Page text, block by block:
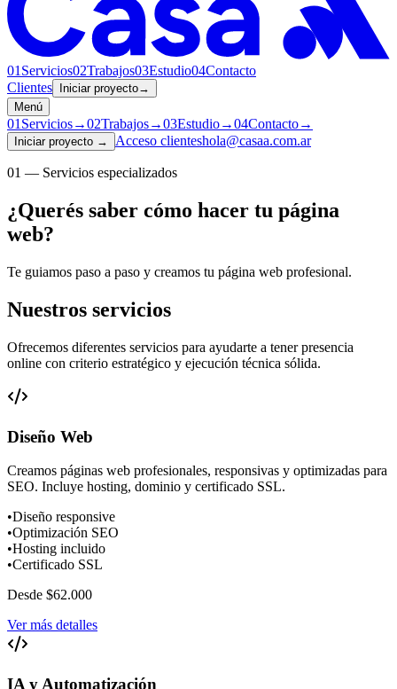
01 Servicios02Trabajos03Estudio04Contacto
Clientes
Iniciar proyecto→
Menú
01 Servicios→02Trabajos→03Estudio→04Contacto→
Iniciar proyecto → Acceso clienteshola@casaa.com.ar
01 — Servicios especializados
¿Querés saber cómo hacer tu página
web?
Te guiamos paso a paso y creamos tu página web profesional.
Nuestros servicios
Ofrecemos diferentes servicios para ayudarte a tener presencia
online con criterio estratégico y ejecución técnica sólida.
Diseño Web
Creamos páginas web profesionales, responsivas y optimizadas para
SEO. Incluye hosting, dominio y certificado SSL.
•Diseño responsive
•Optimización SEO
•Hosting incluido
•Certificado SSL
Desde $62.000
Ver más detalles
IA y Automatización